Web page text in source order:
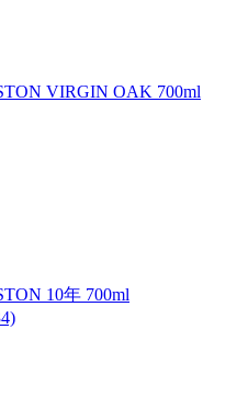
VIRGIN OAK 700ml
10年 700ml